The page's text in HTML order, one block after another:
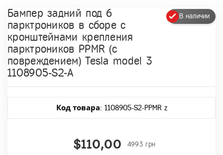
В наличии
Бампер задний под 6
парктроников в сборе с
кронштейнами крепления
парктроников PPMR (с
повреждением) Tesla model 3
1108905-S2-A
Код товара: 1108905-S2-PPMR z
$110,00 4993 грн